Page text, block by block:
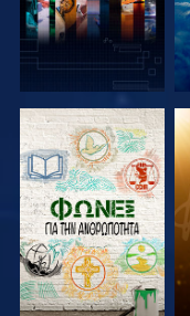
ΕΞΕΡΕΥΝΗΣΤΕ
ΤΗ ΣΕΙΡΑ